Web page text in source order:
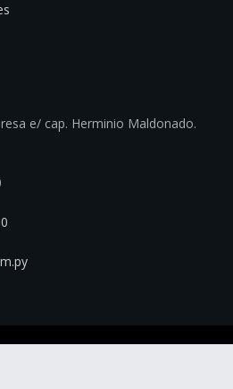
e/ cap. Herminio Maldonado.